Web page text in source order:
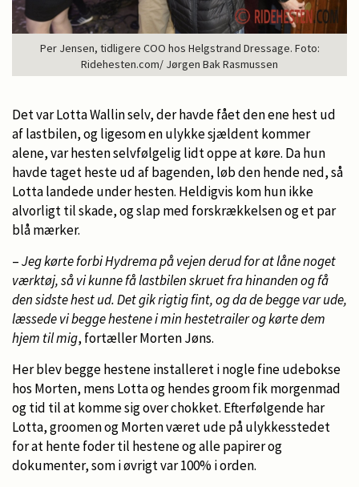
Per Jensen, tidligere COO hos Helgstrand Dressage. Foto:
Ridehesten.com/ Jørgen Bak Rasmussen
Det var Lotta Wallin selv, der havde fået den ene hest ud
af lastbilen, og ligesom en ulykke sjældent kommer
alene, var hesten selvfølgelig lidt oppe at køre. Da hun
havde taget heste ud af bagenden, løb den hende ned, så
Lotta landede under hesten. Heldigvis kom hun ikke
alvorligt til skade, og slap med forskrækkelsen og et par
blå mærker.
–Jeg kørte forbi Hydrema på vejen derud for at låne noget
værktøj, så vi kunne få lastbilen skruet fra hinanden og få
den sidste hest ud. Det gik rigtig fint, og da de begge var ude,
læssede vi begge hestene i min hestetrailer og kørte dem
hjem til mig, fortæller Morten Jøns.
Her blev begge hestene installeret i nogle fine udebokse
hos Morten, mens Lotta og hendes groom fik morgenmad
og tid til at komme sig over chokket. Efterfølgende har
Lotta, groomen og Morten været ude på ulykkesstedet
for at hente foder til hestene og alle papirer og
dokumenter, som i øvrigt var 100% i orden.